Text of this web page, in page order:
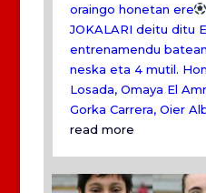
oraingo honetan ere
JOKALARI deitu ditu
entrenamendu
neska eta 4 mutil.
Losada, Omaya El
Gorka Carrera, Oier
read more